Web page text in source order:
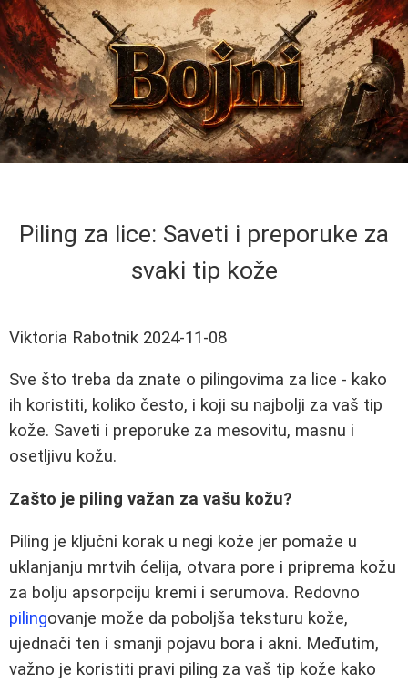
Piling za lice: Saveti i preporuke za
svaki tip kože
Viktoria Rabotnik 2024-11-08
Sve što treba da znate o pilingovima za lice - kako
ih koristiti, koliko često, i koji su najbolji za vaš tip
kože. Saveti i preporuke za mesovitu, masnu i
osetljivu kožu.
Zašto je piling važan za vašu kožu?
Piling je ključni korak u negi kože jer pomaže u
uklanjanju mrtvih ćelija, otvara pore i priprema kožu
za bolju apsorpciju kremi i serumova. Redovno
pilingovanje može da poboljša teksturu kože,
ujednači ten i smanji pojavu bora i akni. Međutim,
važno je koristiti pravi piling za vaš tip kože kako